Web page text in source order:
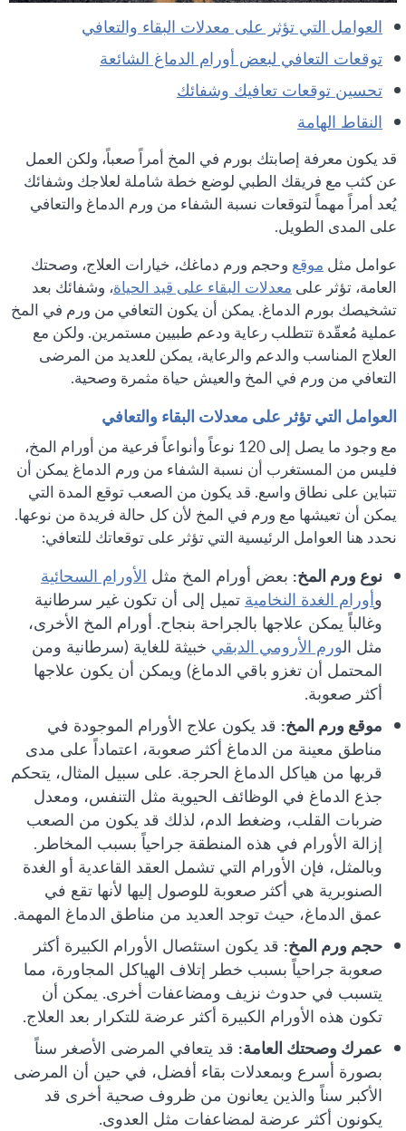
العوامل التي تؤثر على معدلات البقاء والتعافي
توقعات التعافي لبعض أورام الدماغ الشائعة
تحسين توقعات تعافيك وشفائك
النقاط الهامة
قد يكون معرفة إصابتك بورم في المخ أمراً صعباً، ولكن العمل
عن كثب مع فريقك الطبي لوضع خطة شاملة لعلاجك وشفائك
يُعد أمراً مهماً لتوقعات نسبة الشفاء من ورم الدماغ والتعافي
على المدى الطويل.
عوامل مثل موقع وحجم ورم دماغك، خيارات العلاج، وصحتك
العامة، تؤثر على معدلات البقاء على قيد الحياة، وشفائك بعد
تشخيصك بورم الدماغ. يمكن أن يكون التعافي من ورم في المخ
عملية مُعقّدة تتطلب رعاية ودعم طبيين مستمرين. ولكن مع
العلاج المناسب والدعم والرعاية، يمكن للعديد من المرضى
التعافي من ورم في المخ والعيش حياة مثمرة وصحية.
العوامل التي تؤثر على معدلات البقاء والتعافي
مع وجود ما يصل إلى 120 نوعاً وأنواعاً فرعية من أورام المخ،
فليس من المستغرب أن نسبة الشفاء من ورم الدماغ يمكن أن
تتباين على نطاق واسع. قد يكون من الصعب توقع المدة التي
يمكن أن تعيشها مع ورم في المخ لأن كل حالة فريدة من نوعها.
نحدد هنا العوامل الرئيسية التي تؤثر على توقعاتك للتعافي:
نوع ورم المخ: بعض أورام المخ مثل الأورام السحائية
وأورام الغدة النخامية تميل إلى أن تكون غير سرطانية
وغالباً يمكن علاجها بالجراحة بنجاح. أورام المخ الأخرى،
مثل الورم الأرومي الدبقي خبيثة للغاية (سرطانية ومن
المحتمل أن تغزو باقي الدماغ) ويمكن أن يكون علاجها
أكثر صعوبة.
موقع ورم المخ: قد يكون علاج الأورام الموجودة في
مناطق معينة من الدماغ أكثر صعوبة، اعتماداً على مدى
قربها من هياكل الدماغ الحرجة. على سبيل المثال، يتحكم
جذع الدماغ في الوظائف الحيوية مثل التنفس، ومعدل
ضربات القلب، وضغط الدم، لذلك قد يكون من الصعب
إزالة الأورام في هذه المنطقة جراحياً بسبب المخاطر.
وبالمثل، فإن الأورام التي تشمل العقد القاعدية أو الغدة
الصنوبرية هي أكثر صعوبة للوصول إليها لأنها تقع في
عمق الدماغ، حيث توجد العديد من مناطق الدماغ المهمة.
حجم ورم المخ: قد يكون استئصال الأورام الكبيرة أكثر
صعوبة جراحياً بسبب خطر إتلاف الهياكل المجاورة، مما
يتسبب في حدوث نزيف ومضاعفات أخرى. يمكن أن
تكون هذه الأورام الكبيرة أكثر عرضة للتكرار بعد العلاج.
عمرك وصحتك العامة: قد يتعافي المرضى الأصغر سناً
بصورة أسرع وبمعدلات بقاء أفضل، في حين أن المرضى
الأكبر سناً والذين يعانون من ظروف صحية أخرى قد
يكونون أكثر عرضة لمضاعفات مثل العدوى.